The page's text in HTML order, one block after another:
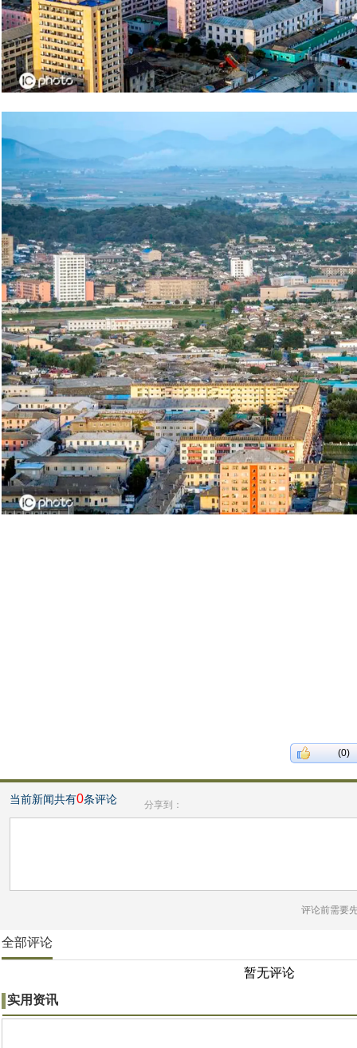
(0)
当前新闻共有0条评论 分享到：
评论前需要
全部评论
暂无评论
实用资讯